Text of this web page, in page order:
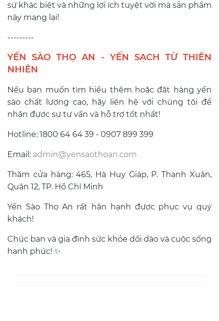
sự khác biệt và những lợi ích tuyệt vời mà sản phẩm
này mang lại!
---------
YẾN SÀO THỌ AN - YẾN SẠCH TỪ THIÊN
NHIÊN
Nếu bạn muốn tìm hiểu thêm hoặc đặt hàng yến
sào chất lượng cao, hãy liên hệ với chúng tôi để
nhận được sự tư vấn và hỗ trợ tốt nhất!
Hotline: 1800 64 64 39 - 0907 899 399
Email: admin@yensaothoan.com
Thăm cửa hàng: 465, Hà Huy Giáp, P. Thạnh Xuân,
Quận 12, TP. Hồ Chí Minh
Yến Sào Thọ An rất hân hạnh được phục vụ quý
khách!
Chúc bạn và gia đình sức khỏe dồi dào và cuộc sống
hạnh phúc! ✨